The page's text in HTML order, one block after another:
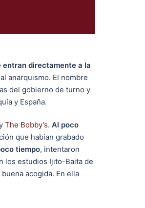
entran directamente a la
anarquismo. El nombre
del gobierno de turno y
y España.
The Bobby’s. Al poco
que habían grabado
tiempo, intentaron
los estudios Ijito-Baita de
acogida. En ella